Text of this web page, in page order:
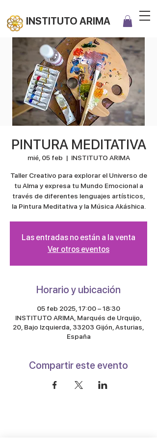
INSTITUTO ARIMA
PINTURA MEDITATIVA
mié, 05 feb
  |
INSTITUTO ARIMA
Taller Creativo para explorar el Universo de
tu Alma y expresa tu Mundo Emocional a
través de diferentes lenguajes artísticos,
la Pintura Meditativa y la Música Akáshica.
Las entradas no están a la venta
Ver otros eventos
Horario y ubicación
05 feb 2025, 17:00 – 18:30
INSTITUTO ARIMA, Marqués de Urquijo,
20, Bajo Izquierda, 33203 Gijón, Asturias,
España
Compartir este evento